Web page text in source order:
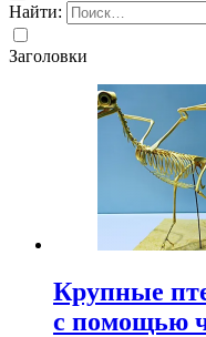
Найти:
Заголовки
Крупные
с помощью